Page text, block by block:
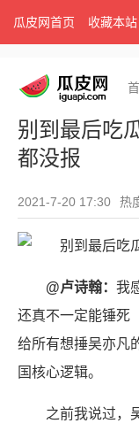
瓜皮网首页 收藏本站
别到最后吃
都没报
2021-7-20 17:30 热
@卢诗翰： 我
还真不一定能锤死
给所有想捶吴亦凡
国核心逻辑。
之前我说过，